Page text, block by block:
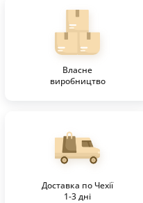
Власне
виробництво
Доставка по Чехії
1-3 дні